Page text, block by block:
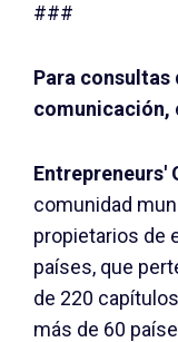
###
Para consultas
comunicación,
Entrepreneurs'
comunidad
propietarios de
países, que
de 220
más de 60